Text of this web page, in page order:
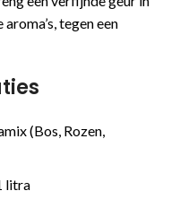
tegen een
(Bos, Rozen,
litra